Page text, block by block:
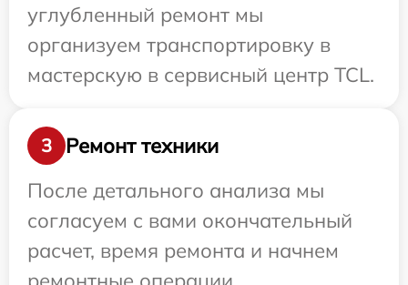
углубленный ремонт мы
организуем транспортировку в
мастерскую в сервисный центр TCL.
3
Ремонт техники
После детального анализа мы
согласуем с вами окончательный
расчет, время ремонта и начнем